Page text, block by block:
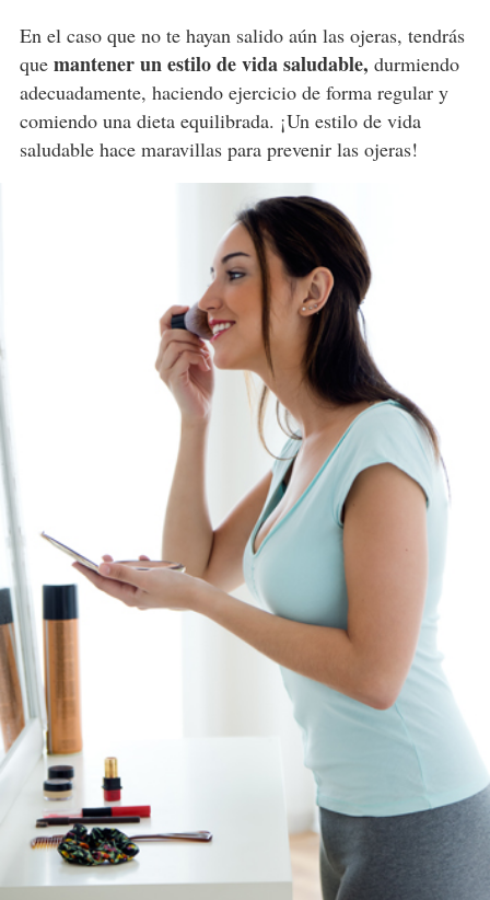
En el caso que no te hayan salido aún las ojeras, tendrás
que mantener un estilo de vida saludable, durmiendo
adecuadamente, haciendo ejercicio de forma regular y
comiendo una dieta equilibrada. ¡Un estilo de vida
saludable hace maravillas para prevenir las ojeras!